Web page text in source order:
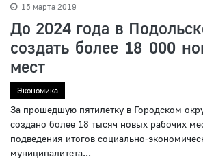
15 марта 2019
До 2024 года в
создать более 18 000
мест
Экономика
За прошедшую пятилетку в Городском
создано более 18 тысяч новых рабочих
подведения итогов социально-
муниципалитета...